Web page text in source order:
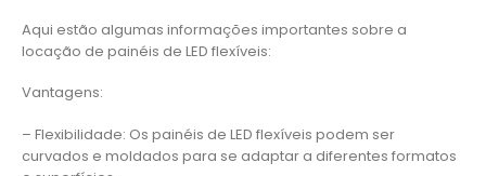
Aqui estão algumas informações importantes sobre a
locação de painéis de LED flexíveis:
Vantagens:
– Flexibilidade: Os painéis de LED flexíveis podem ser
curvados e moldados para se adaptar a diferentes formatos